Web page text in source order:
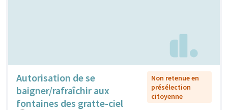
Autorisation de se
baigner/rafraîchir aux
fontaines des gratte-ciel
Non retenue en
présélection
citoyenne